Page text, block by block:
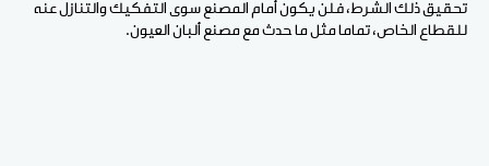
تحقيق ذلك الشرط، فلن يكون أمام المصنع سوى التفكيك والتنازل عنه
للقطاع الخاص، تماما مثل ما حدث مع مصنع ألبان العيون.